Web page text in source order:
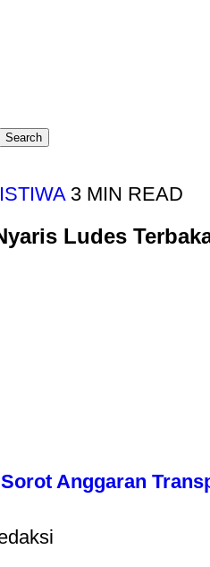
Search
3 MIN READ
Ludes
Anggaran